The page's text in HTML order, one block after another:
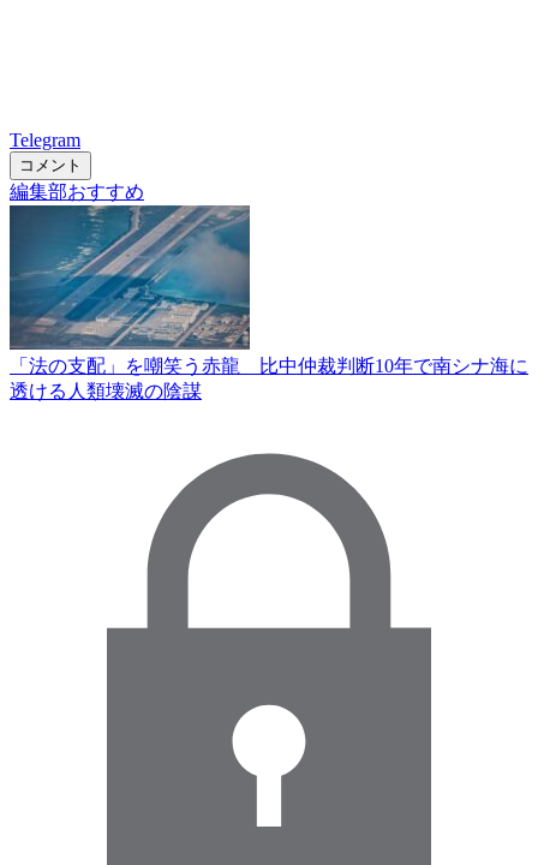
Telegram
コメント
編集部おすすめ
「法の支配」を嘲笑う赤龍 比中仲裁判断10年で南シナ海に
透ける人類壊滅の陰謀